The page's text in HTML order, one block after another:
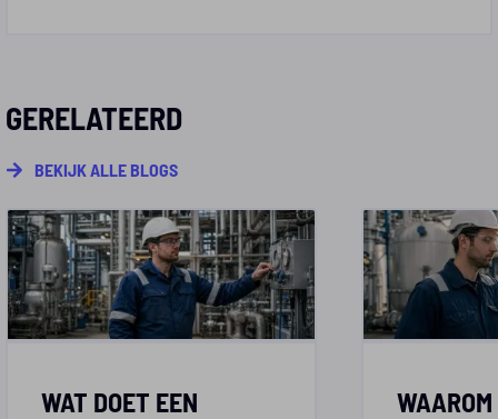
GERELATEERD
BEKIJK ALLE BLOGS
WAT DOET EEN